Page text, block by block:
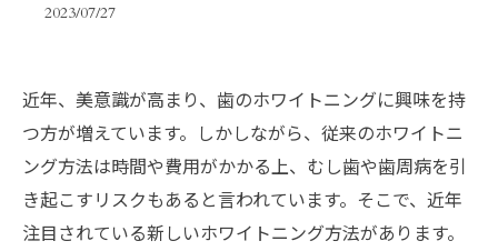
2023/07/27
近年、美意識が高まり、歯のホワイトニングに興味を持
つ方が増えています。しかしながら、従来のホワイトニ
ング方法は時間や費用がかかる上、むし歯や歯周病を引
き起こすリスクもあると言われています。そこで、近年
注目されている新しいホワイトニング方法があります。